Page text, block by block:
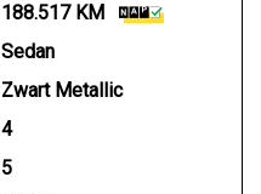
188.517 KM
Sedan
Zwart Metallic
4
5